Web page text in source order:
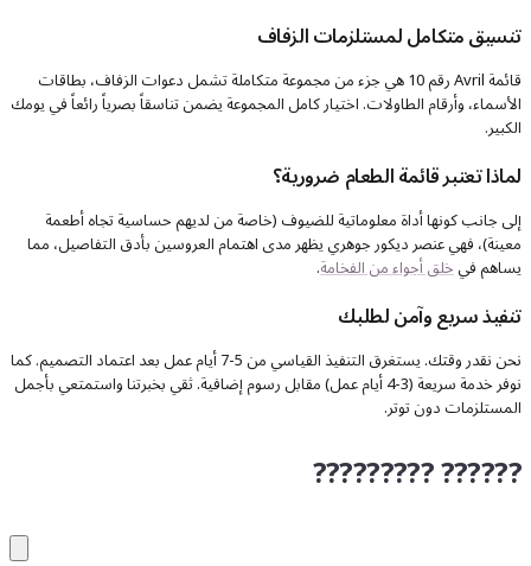
تنسيق متكامل لمستلزمات الزفاف
قائمة Avril رقم 10 هي جزء من مجموعة متكاملة تشمل دعوات الزفاف، بطاقات
الأسماء، وأرقام الطاولات. اختيار كامل المجموعة يضمن تناسقاً بصرياً رائعاً في يومك
الكبير.
لماذا تعتبر قائمة الطعام ضرورية؟
إلى جانب كونها أداة معلوماتية للضيوف (خاصة من لديهم حساسية تجاه أطعمة
معينة)، فهي عنصر ديكور جوهري يظهر مدى اهتمام العروسين بأدق التفاصيل، مما
يساهم فيخلق أجواء من الفخامة.
تنفيذ سريع وآمن لطلبك
نحن نقدر وقتك. يستغرق التنفيذ القياسي من 5-7 أيام عمل بعد اعتماد التصميم. كما
نوفر خدمة سريعة (3-4 أيام عمل) مقابل رسوم إضافية. ثقي بخبرتنا واستمتعي بأجمل
المستلزمات دون توتر.
????????? ??????